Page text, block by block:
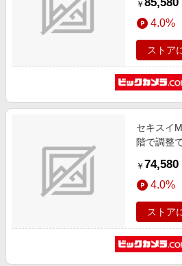
316-56-
￥
4.0%
ストア
セキスイ
階で調整
316-56-
￥ 74,580
4.0%
ストア